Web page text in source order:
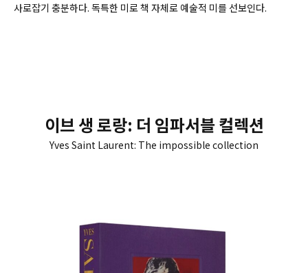
사로잡기 충분하다. 독특한 미로 책 자체로 예술적 미를 선보인다.
이브 생 로랑: 더 임파서블 컬렉션
Yves Saint Laurent: The impossible collection